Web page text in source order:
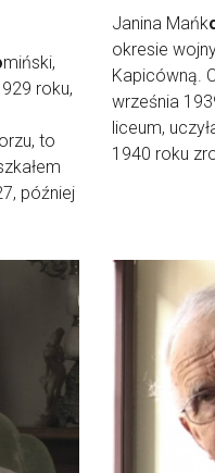
miński,
roku,
to
później
Janina Mańk
okresie
Kapicówną.
września
liceum,
1940 roku